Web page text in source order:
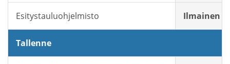
Esitystauluohjelmisto Ilmainen
Tallenne